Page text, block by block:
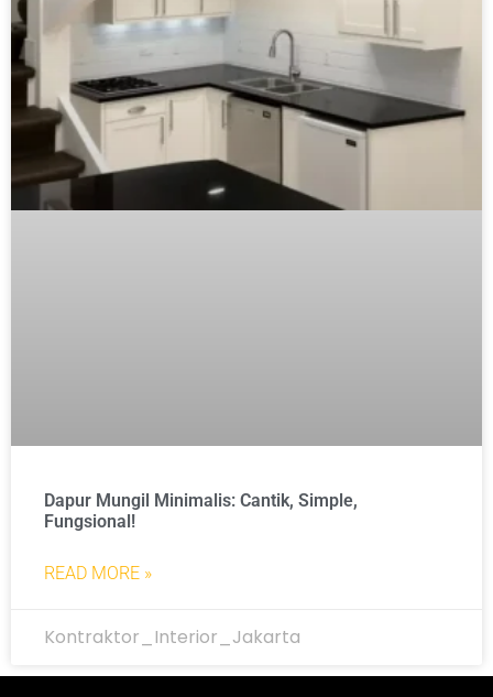
Dapur Mungil Minimalis: Cantik, Simple,
Fungsional!
READ MORE »
Kontraktor_Interior_Jakarta